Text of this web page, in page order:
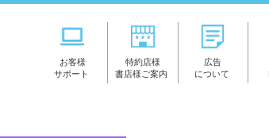
お客様
サポート
特約店様
書店様ご案内
広告
について